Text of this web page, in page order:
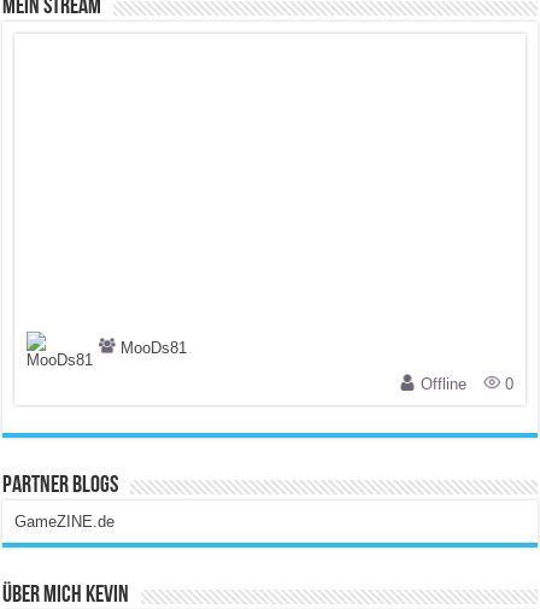
Mein Stream
MooDs81
Offline
0
Partner Blogs
GameZINE.de
Über Mich Kevin